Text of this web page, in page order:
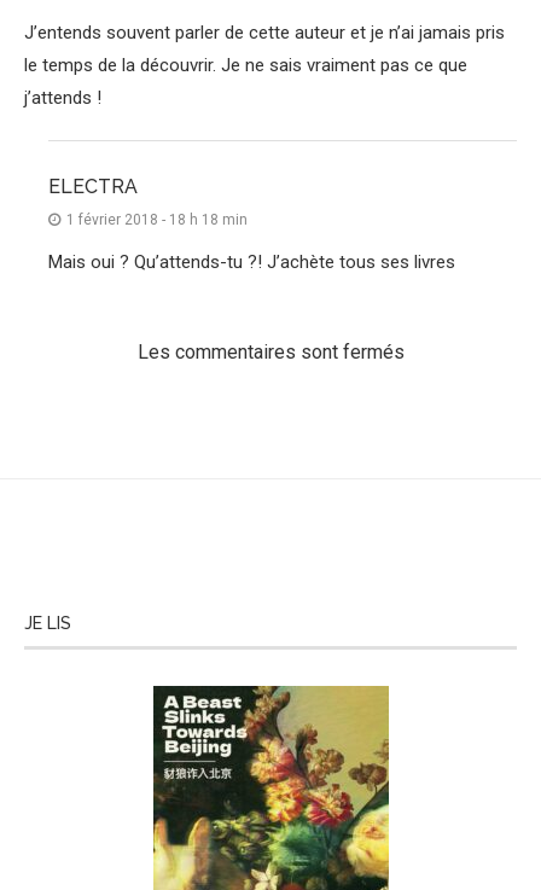
J’entends souvent parler de cette auteur et je n’ai jamais pris
le temps de la découvrir. Je ne sais vraiment pas ce que
j’attends !
ELECTRA
1 février 2018 - 18 h 18 min
Mais oui ? Qu’attends-tu ?! J’achète tous ses livres
Les commentaires sont fermés
JE LIS